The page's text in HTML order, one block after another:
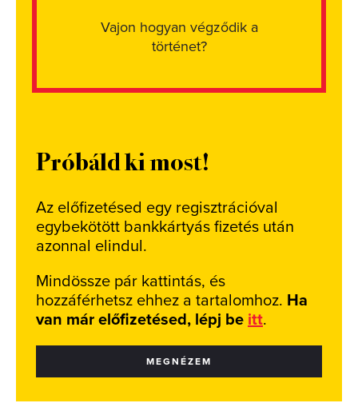
Vajon hogyan végződik a
történet?
Próbáld ki most!
Az előfizetésed egy regisztrációval
egybekötött bankkártyás fizetés után
azonnal elindul.
Mindössze pár kattintás, és
hozzáférhetsz ehhez a tartalomhoz. Ha
van már előfizetésed, lépj be itt.
MEGNÉZEM